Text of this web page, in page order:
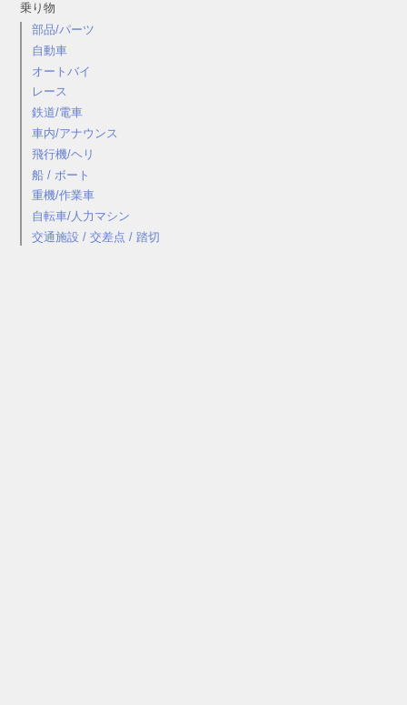
乗り物
部品/パーツ
自動車
オートバイ
レース
鉄道/電車
車内/アナウンス
飛行機/ヘリ
船 / ボート
重機/作業車
自転車/人力マシン
交通施設 / 交差点 / 踏切